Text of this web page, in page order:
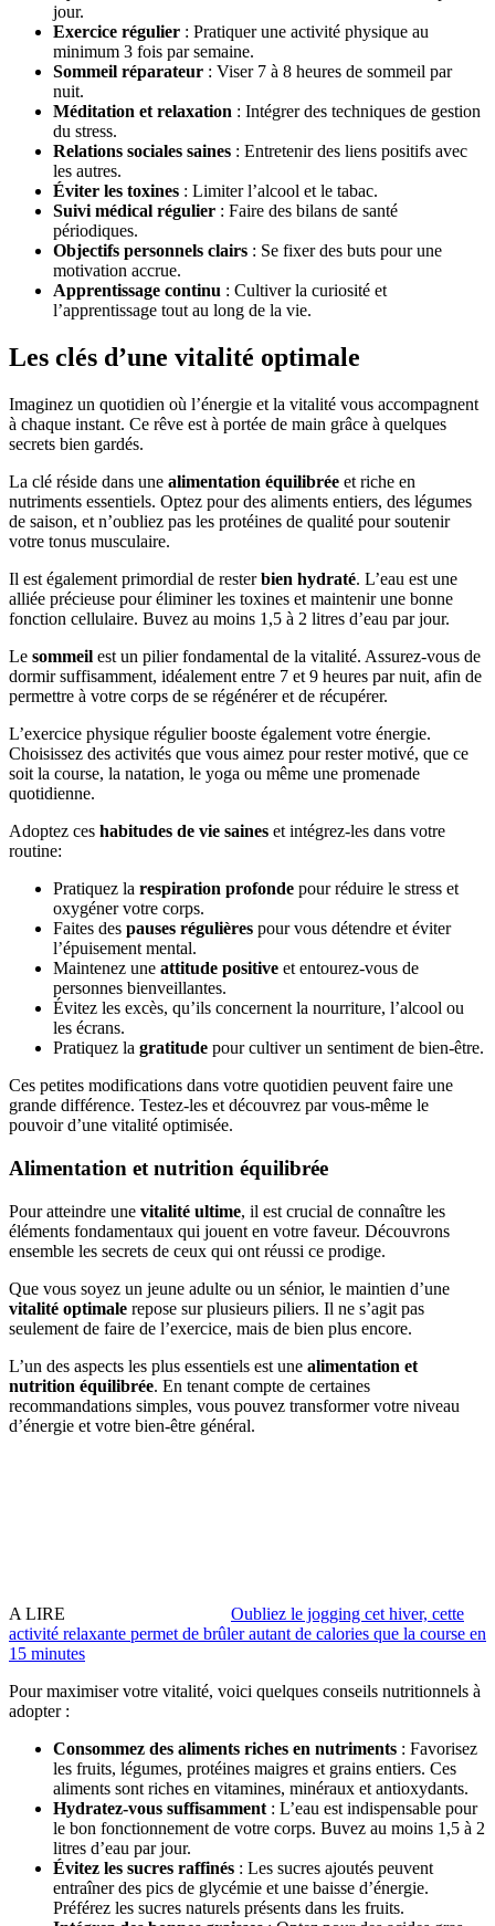
jour.
Exercice régulier : Pratiquer une activité physique au
minimum 3 fois par semaine.
Sommeil réparateur : Viser 7 à 8 heures de sommeil par
nuit.
Méditation et relaxation : Intégrer des techniques de gestion
du stress.
Relations sociales saines : Entretenir des liens positifs avec
les autres.
Éviter les toxines : Limiter l’alcool et le tabac.
Suivi médical régulier : Faire des bilans de santé
périodiques.
Objectifs personnels clairs : Se fixer des buts pour une
motivation accrue.
Apprentissage continu : Cultiver la curiosité et
l’apprentissage tout au long de la vie.
Les clés d’une vitalité optimale
Imaginez un quotidien où l’énergie et la vitalité vous accompagnent
à chaque instant. Ce rêve est à portée de main grâce à quelques
secrets bien gardés.
La clé réside dans une alimentation équilibrée et riche en
nutriments essentiels. Optez pour des aliments entiers, des légumes
de saison, et n’oubliez pas les protéines de qualité pour soutenir
votre tonus musculaire.
Il est également primordial de resterbien hydraté. L’eau est une
alliée précieuse pour éliminer les toxines et maintenir une bonne
fonction cellulaire. Buvez au moins 1,5 à 2 litres d’eau par jour.
Le sommeil est un pilier fondamental de la vitalité. Assurez-vous de
dormir suffisamment, idéalement entre 7 et 9 heures par nuit, afin de
permettre à votre corps de se régénérer et de récupérer.
L’exercice physique régulier booste également votre énergie.
Choisissez des activités que vous aimez pour rester motivé, que ce
soit la course, la natation, le yoga ou même une promenade
quotidienne.
Adoptez ces habitudes de vie saines et intégrez-les dans votre
routine:
Pratiquez la respiration profonde pour réduire le stress et
oxygéner votre corps.
Faites des pauses régulières pour vous détendre et éviter
l’épuisement mental.
Maintenez une attitude positive et entourez-vous de
personnes bienveillantes.
Évitez les excès, qu’ils concernent la nourriture, l’alcool ou
les écrans.
Pratiquez la gratitude pour cultiver un sentiment de bien-être.
Ces petites modifications dans votre quotidien peuvent faire une
grande différence. Testez-les et découvrez par vous-même le
pouvoir d’une vitalité optimisée.
Alimentation et nutrition équilibrée
Pour atteindre une vitalité ultime, il est crucial de connaître les
éléments fondamentaux qui jouent en votre faveur. Découvrons
ensemble les secrets de ceux qui ont réussi ce prodige.
Que vous soyez un jeune adulte ou un sénior, le maintien d’une
vitalité optimale repose sur plusieurs piliers. Il ne s’agit pas
seulement de faire de l’exercice, mais de bien plus encore.
L’un des aspects les plus essentiels est une alimentation et
nutrition équilibrée. En tenant compte de certaines
recommandations simples, vous pouvez transformer votre niveau
d’énergie et votre bien-être général.
A LIRE
Oubliez le jogging cet hiver, cette
activité relaxante permet de brûler autant de calories que la course en
15 minutes
Pour maximiser votre vitalité, voici quelques conseils nutritionnels à
adopter :
Consommez des aliments riches en nutriments : Favorisez
les fruits, légumes, protéines maigres et grains entiers. Ces
aliments sont riches en vitamines, minéraux et antioxydants.
Hydratez-vous suffisamment : L’eau est indispensable pour
le bon fonctionnement de votre corps. Buvez au moins 1,5 à 2
litres d’eau par jour.
Évitez les sucres raffinés : Les sucres ajoutés peuvent
entraîner des pics de glycémie et une baisse d’énergie.
Préférez les sucres naturels présents dans les fruits.